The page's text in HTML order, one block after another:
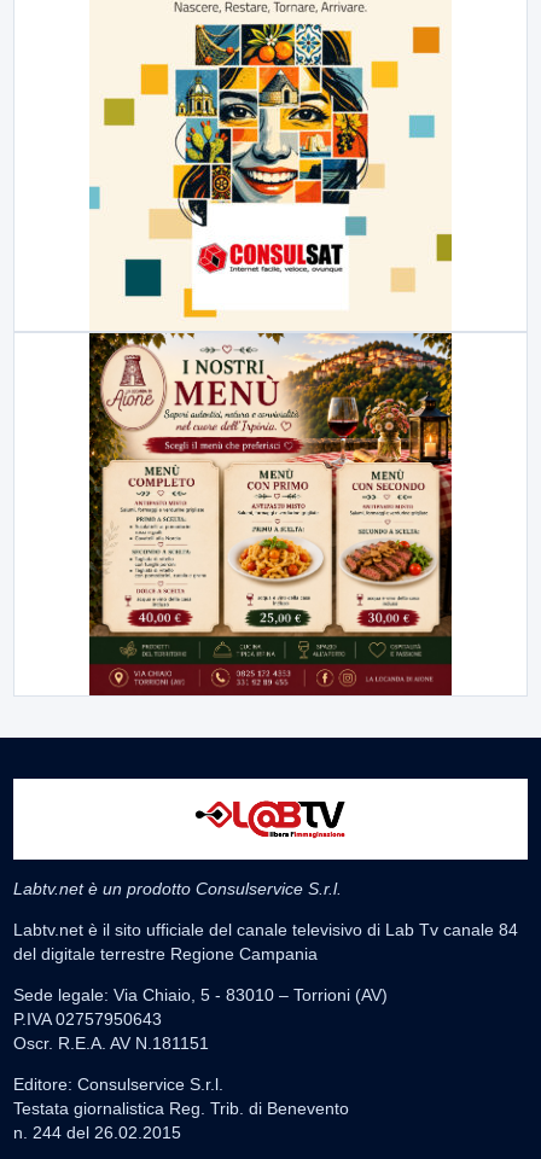
Labtv.net è un prodotto Consulservice S.r.l.
Labtv.net è il sito ufficiale del canale televisivo di Lab Tv canale 84
del digitale terrestre Regione Campania
Sede legale: Via Chiaio, 5 - 83010 – Torrioni (AV)
P.IVA 02757950643
Oscr. R.E.A. AV N.181151
Editore: Consulservice S.r.l.
Testata giornalistica Reg. Trib. di Benevento
n. 244 del 26.02.2015